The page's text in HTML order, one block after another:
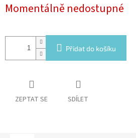
cena:
Momentálně nedostupné
Přidat do košíku
ZEPTAT SE SDÍLET